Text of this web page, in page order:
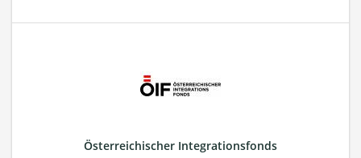
Österreichischer Integrationsfonds